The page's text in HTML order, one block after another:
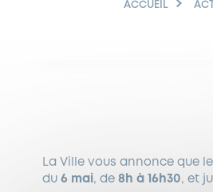
ACCUEIL
La Ville vous annonce que
du6 mai , de 8h à 16h30, et